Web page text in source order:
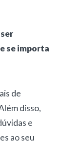
se importa
de
disso,
e
ao seu